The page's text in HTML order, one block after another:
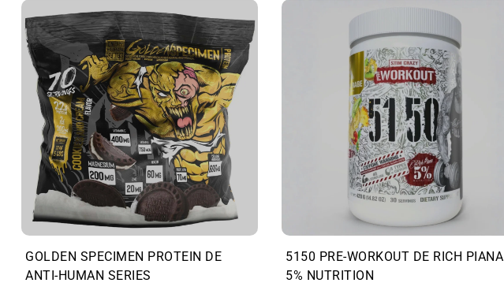
GOLDEN SPECIMEN PROTEIN DE
ANTI-HUMAN SERIES
5150 PRE-WORKOUT DE RICH PIANA
5% NUTRITION